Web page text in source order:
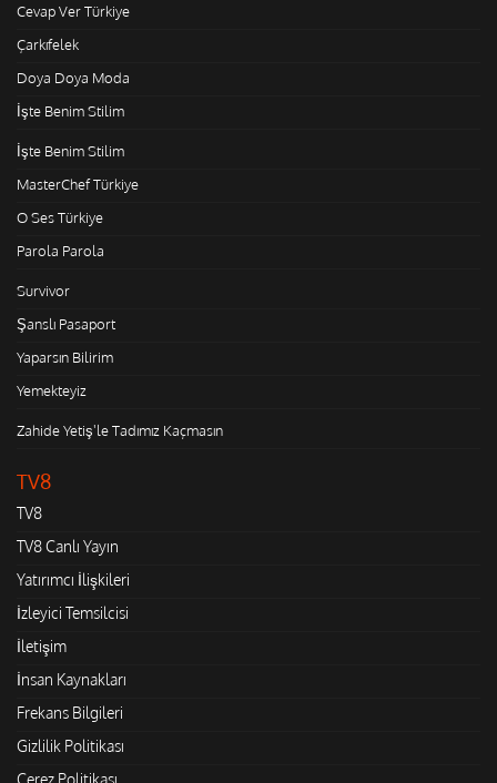
Cevap Ver Türkiye
Çarkıfelek
Doya Doya Moda
İşte Benim Stilim
İşte Benim Stilim
MasterChef Türkiye
O Ses Türkiye
Parola Parola
Survivor
Şanslı Pasaport
Yaparsın Bilirim
Yemekteyiz
Zahide Yetiş'le Tadımız Kaçmasın
TV8
TV8
TV8 Canlı Yayın
Yatırımcı İlişkileri
İzleyici Temsilcisi
İletişim
İnsan Kaynakları
Frekans Bilgileri
Gizlilik Politikası
Çerez Politikası